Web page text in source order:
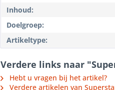
Inhoud:
Doelgroep:
Artikeltype:
Verdere links naar
Hebt u vragen bij het artikel?
Verdere artikelen van